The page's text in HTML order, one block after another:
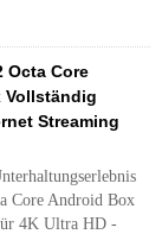
Octa Core
Vollständig
Streaming
Core Android Box
4K Ultra HD -